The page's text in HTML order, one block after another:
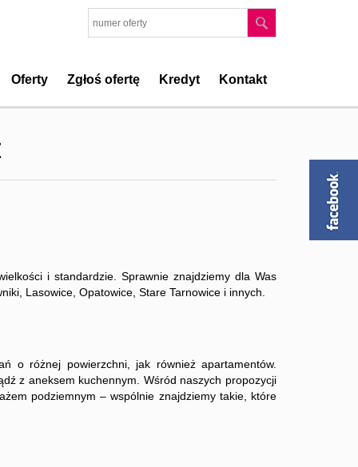
Oferty Zgłoś ofertę Kredyt Kontakt
i standardzie. Sprawnie znajdziemy dla Was
Lasowice, Opatowice, Stare Tarnowice i innych.
o różnej powierzchni, jak również apartamentów.
z aneksem kuchennym. Wśród naszych propozycji
podziemnym ‒ wspólnie znajdziemy takie, które